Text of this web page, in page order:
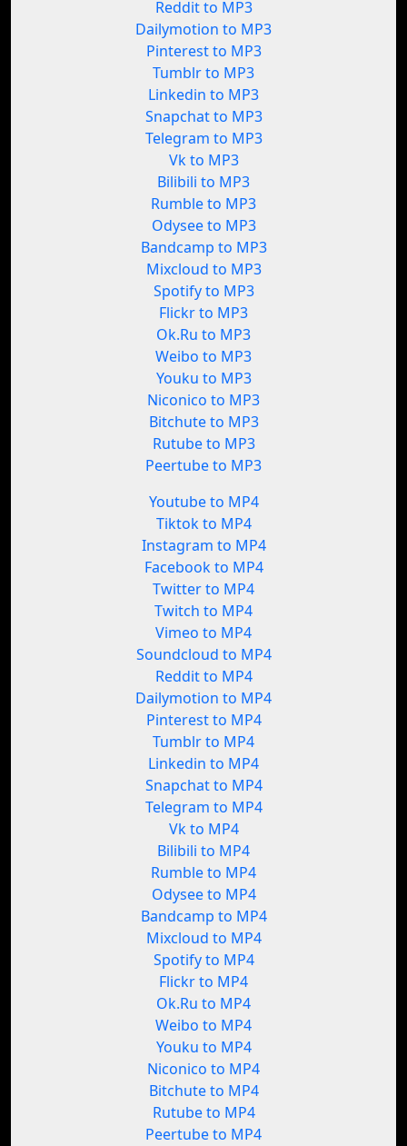
Reddit to MP3
Dailymotion to MP3
Pinterest to MP3
Tumblr to MP3
Linkedin to MP3
Snapchat to MP3
Telegram to MP3
Vk to MP3
Bilibili to MP3
Rumble to MP3
Odysee to MP3
Bandcamp to MP3
Mixcloud to MP3
Spotify to MP3
Flickr to MP3
Ok.Ru to MP3
Weibo to MP3
Youku to MP3
Niconico to MP3
Bitchute to MP3
Rutube to MP3
Peertube to MP3
Youtube to MP4
Tiktok to MP4
Instagram to MP4
Facebook to MP4
Twitter to MP4
Twitch to MP4
Vimeo to MP4
Soundcloud to MP4
Reddit to MP4
Dailymotion to MP4
Pinterest to MP4
Tumblr to MP4
Linkedin to MP4
Snapchat to MP4
Telegram to MP4
Vk to MP4
Bilibili to MP4
Rumble to MP4
Odysee to MP4
Bandcamp to MP4
Mixcloud to MP4
Spotify to MP4
Flickr to MP4
Ok.Ru to MP4
Weibo to MP4
Youku to MP4
Niconico to MP4
Bitchute to MP4
Rutube to MP4
Peertube to MP4